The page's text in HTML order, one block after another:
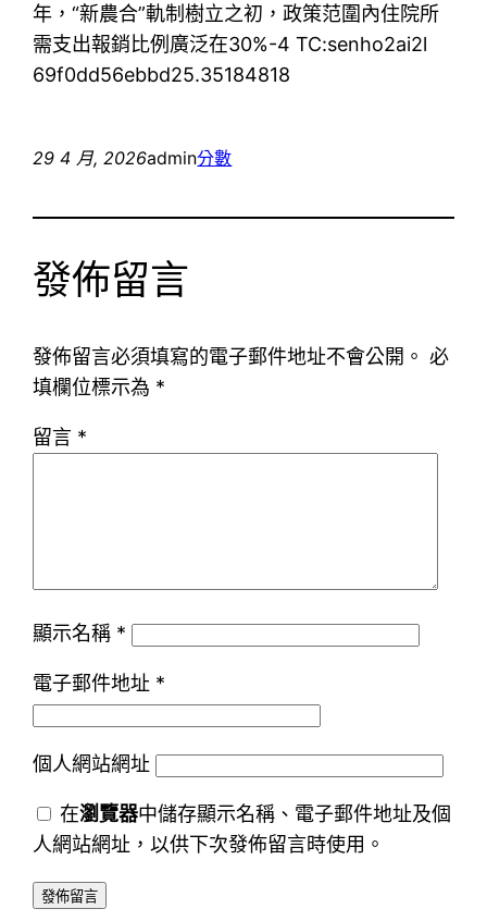
年，“新農合”軌制樹立之初，政策范圍內住院所
需支出報銷比例廣泛在30%-4 TC:senho2ai2l
69f0dd56ebbd25.35184818
29 4 月, 2026admin分數
發佈留言
發佈留言必須填寫的電子郵件地址不會公開。 必
填欄位標示為 *
留言 *
顯示名稱 *
電子郵件地址 *
個人網站網址
在瀏覽器中儲存顯示名稱、電子郵件地址及個
人網站網址，以供下次發佈留言時使用。